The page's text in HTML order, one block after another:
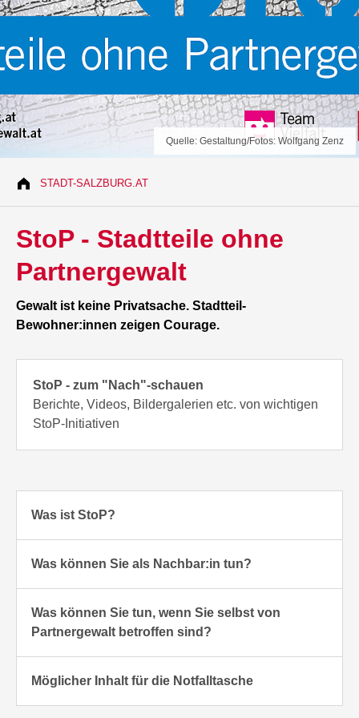
Quelle: Gestaltung/Fotos: Wolfgang Zenz
STADT-SALZBURG.AT
StoP - Stadtteile ohne
Partnergewalt
Gewalt ist keine Privatsache. Stadtteil-
Bewohner:innen zeigen Courage.
StoP - zum "Nach"-schauen
Berichte, Videos, Bildergalerien etc. von wichtigen
StoP-Initiativen
Was ist StoP?
sozialen Kreisen vor, davon sind vor allem Frauen
betroffen.
Partnergewalt schädigt Gesundheit und Leben aller
Betroffenen. Das Problem ist, dass wir
Oder weil wir glauben, es sei eine Privatsache.
Was können Sie als Nachbar:in tun?
Sie können helfen.
Das kann ganz unterschiedlich aussehen.
Was können Sie tun, wenn Sie selbst von
Partnergewalt betroffen sind?
Freund*innen und Nachbar*innen
können Ihnen helfen!
Möglicher Inhalt für die Notfalltasche